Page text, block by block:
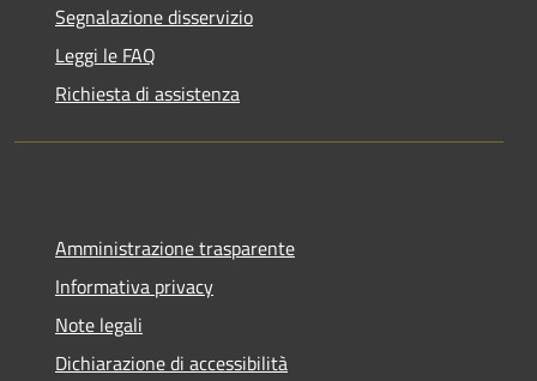
Segnalazione disservizio
Leggi le FAQ
Richiesta di assistenza
Amministrazione trasparente
Informativa privacy
Note legali
Dichiarazione di accessibilità